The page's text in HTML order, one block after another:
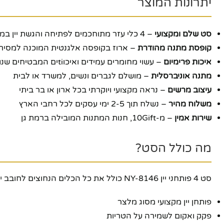
סט שלם ומקצועי – 4 כלי עזר מתוחכמים לפתיחה והגשת יין במקום אחד
קופסת מתנה מהודרת – ארוז בקופסה אלגנטית המוכנה
איכות פרימיום – עשוי מחומרים עמידים ואיכוtiים המבטיחים שנות שימוש
מתנה אוניברסלית – מושלם לגברים ונשים, למשרד או לבית
עיצוב מרשים – נראה מקצועי ויוקרתי בכל ארון או בר ביתי
משלוח מהיר – נשלח תוך 2-5 ימי עסקים לכל רחבי הארץ
שירות אמין – מ-10Gift, חנות המתנות המובילה ברמת גן
מה כולל הסט?
סט 4 פותחני יין NY-8146 כולל את כל הכלים הנחוצים לחובב יין אמיתי:
פותחן יין מקצועי מסוג מלצר
פקק ואקום לשמירה על הטריות
פייסבוק